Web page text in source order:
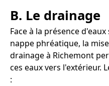
B. Le drainage
Face à la présence
nappe phréatique, la
drainage à Richemont
ces eaux vers l'extérieur.
: